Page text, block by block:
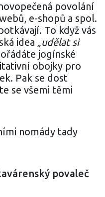
povolání
e-shopů a spol.
To když vás
idea „udělat si
jogínské
obojky pro
Pak se dost
se všemi těmi
nomády tady
povaleč